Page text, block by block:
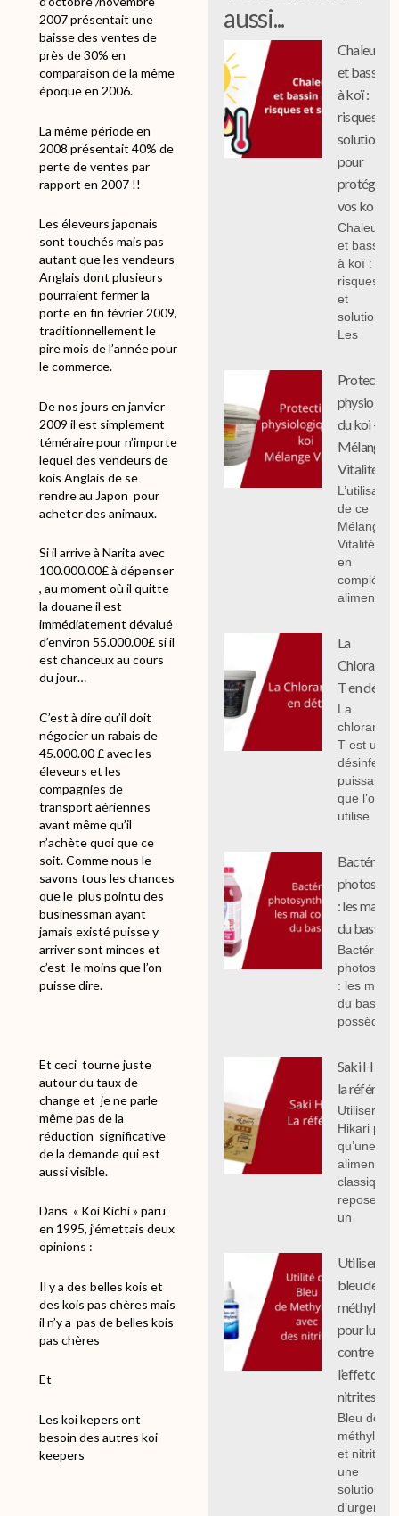
2007 présentait une
baisse des ventes de
près de 30% en
comparaison de la même
époque en 2006.
La même période en
2008 présentait 40% de
perte de ventes par
rapport en 2007 !!
Les éleveurs japonais
sont touchés mais pas
autant que les vendeurs
Anglais dont plusieurs
pourraient fermer la
porte en fin février 2009,
traditionnellement le
pire mois de l’année pour
le commerce.
De nos jours en janvier
2009 il est simplement
téméraire pour n’importe
lequel des vendeurs de
kois Anglais de se
rendre au Japon pour
acheter des animaux.
Si il arrive à Narita avec
100.000.00£ à dépenser
, au moment où il quitte
la douane il est
immédiatement dévalué
d’environ 55.000.00£ si il
est chanceux au cours
du jour…
C’est à dire qu’il doit
négocier un rabais de
45.000.00 £ avec les
éleveurs et les
compagnies de
transport aériennes
avant même qu’il
n’achète quoi que ce
soit. Comme nous le
savons tous les chances
que le plus pointu des
businessman ayant
jamais existé puisse y
arriver sont minces et
c’est le moins que l’on
puisse dire.
Et ceci tourne juste
autour du taux de
change et je ne parle
même pas de la
réduction significative
de la demande qui est
aussi visible.
Dans « Koi Kichi » paru
en 1995, j’émettais deux
opinions :
Il y a des belles kois et
des kois pas chères mais
il n’y a pas de belles kois
pas chères
Et
Les koi kepers ont
besoin des autres koi
keepers
aussi...
Chaleur
et bassin
à koï :
risques et
solutions
pour
protéger
vos koi
Chaleur
et bassin
à koï :
risques
et
solutions;
Les
Protection
du koi -
Mélange
Vitalité
L’utilisation
de ce
Mélange
Vitalité 1
en
alimentaire
La
T en détail
La
chloramine
T est un
puissant
que l’on
utilise
Bactéries
: les mal
du bassin.
Bactéries
: les mal
du bassin,
possèdent
Saki
la
Utiliser
Hikari
qu’une
classique
repose sur
un
Utiliser le
bleu de
méthylène
pour lutter
contre
l’effet des
nitrites
Bleu de
méthylène
et nitrites :
une
solution
d’urgence